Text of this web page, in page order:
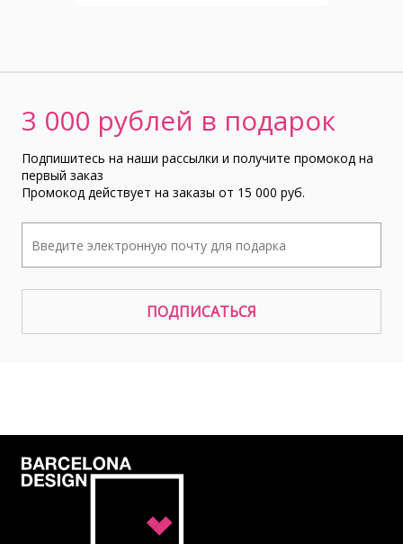
3 000 рублей в подарок
Подпишитесь на наши рассылки и получите промокод на
первый заказ
Промокод действует на заказы от 15 000 руб.
ПОДПИСАТЬСЯ